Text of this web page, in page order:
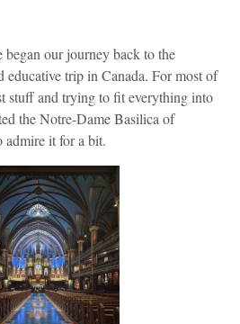
our journey back to the
educative trip in Canada. For most of
stuff and trying to fit everything into
the Notre-Dame Basilica of
it for a bit.